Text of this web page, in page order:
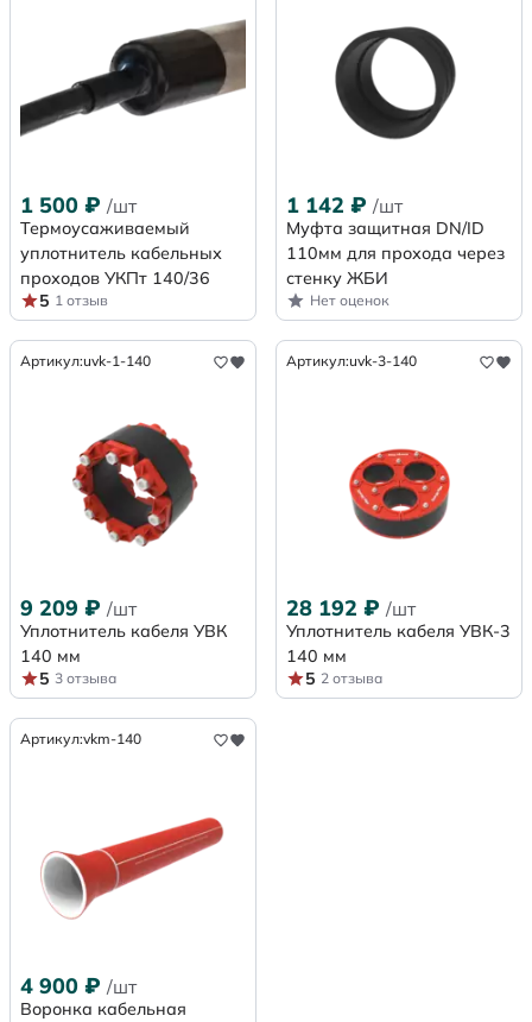
1 500 ₽ /шт
Термоусаживаемый
уплотнитель кабельных
проходов УКПт 140/36
5 1 отзыв
1 142 ₽ /шт
Муфта защитная DN/ID
110мм для прохода через
стенку ЖБИ
Нет оценок
Артикул:uvk-1-140
9 209 ₽ /шт
Уплотнитель кабеля УВК
140 мм
5 3 отзыва
Артикул:uvk-3-140
28 192 ₽ /шт
Уплотнитель кабеля УВК-3
140 мм
5 2 отзыва
Артикул:vkm-140
4 900 ₽ /шт
Воронка кабельная